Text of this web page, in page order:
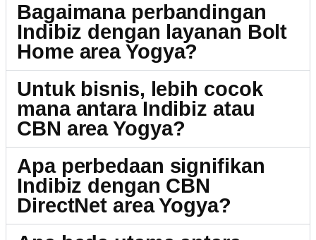
Bagaimana perbandingan
Indibiz dengan layanan Bolt
Home area Yogya?
Untuk bisnis, lebih cocok
mana antara Indibiz atau
CBN area Yogya?
Apa perbedaan signifikan
Indibiz dengan CBN
DirectNet area Yogya?